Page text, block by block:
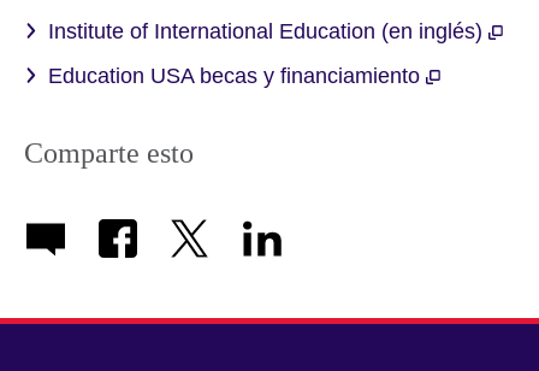
Institute of International Education (en inglés)
Education USA becas y financiamiento
Comparte esto